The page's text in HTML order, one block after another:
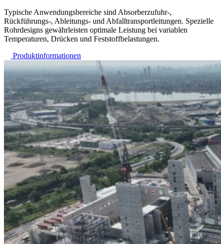
Typische Anwendungsbereiche sind Absorberzufuhr-,
Rückführungs-, Ableitungs- und Abfalltransportleitungen. Spezielle
Rohrdesigns gewährleisten optimale Leistung bei variablen
Temperaturen, Drücken und Feststoffbelastungen.
Produktinformationen